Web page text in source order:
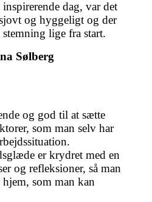
dag, var det
og hyggeligt og der
lige fra start.
Sølberg
og god til at sætte
som man selv har
er krydret med en
og refleksioner, så man
hjem, som man kan